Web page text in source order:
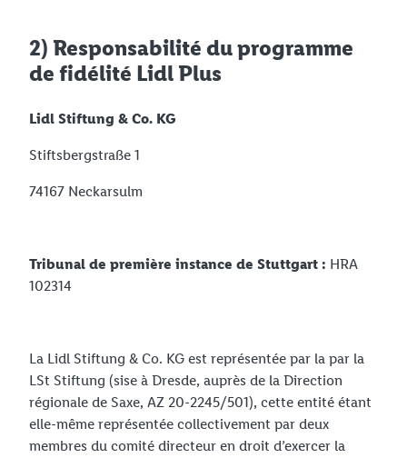
2) Responsabilité du programme
de fidélité Lidl Plus
Lidl Stiftung & Co. KG
Stiftsbergstraße 1
74167 Neckarsulm
Tribunal de première instance de Stuttgart : HRA
102314
La Lidl Stiftung & Co. KG est représentée par la par la
LSt Stiftung (sise à Dresde, auprès de la Direction
régionale de Saxe, AZ 20-2245/501), cette entité étant
elle-même représentée collectivement par deux
membres du comité directeur en droit d’exercer la